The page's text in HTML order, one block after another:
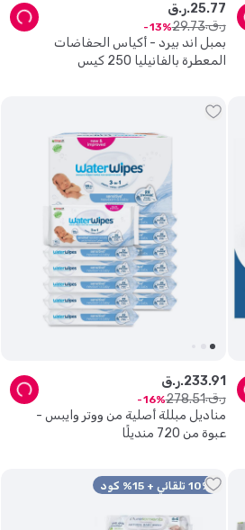
بمبل اند بيرد - أكياس الحفاضات
المعطرة بالفانيليا 250 كيس
ر.ق.25.77
ر.ق.
29.73
13
مناديل مبللة أصلية من ووتر وايبس -
عبوة من 720 منديلًا
ر.ق.233.91
ر.ق.
278.51
16
10% تلقائي + 15% كود